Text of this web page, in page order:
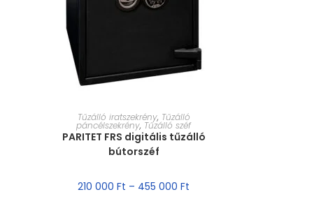
MÉRET VÁLASZTÁSA
Tűzálló iratszekrény, Tűzálló
páncélszekrény, Tűzálló széf
PARITET FRS digitális tűzálló
bútorszéf
210 000Ft – 455 000Ft